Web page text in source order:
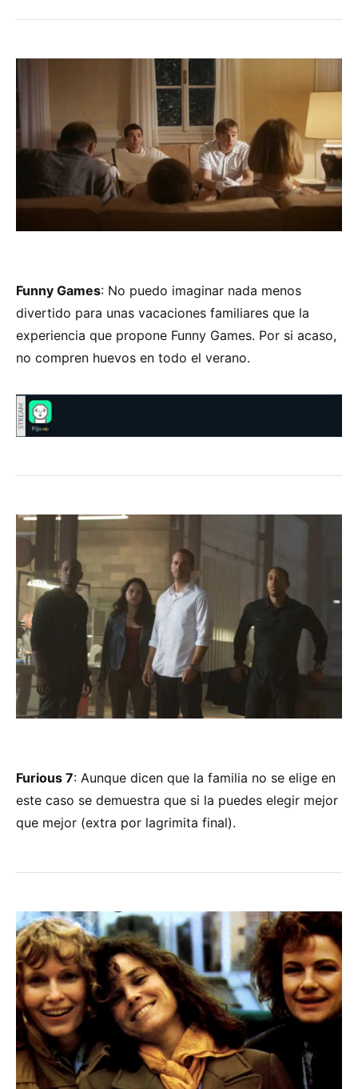
Funny Games: No puedo imaginar nada menos
divertido para unas vacaciones familiares que la
experiencia que propone Funny Games. Por si acaso,
no compren huevos en todo el verano.
Furious 7: Aunque dicen que la familia no se elige en
este caso se demuestra que si la puedes elegir mejor
que mejor (extra por lagrimita final).